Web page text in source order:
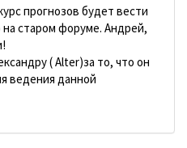
прогнозов будет вести
на старом форуме. Андрей,
( Alter)за то, что он
ведения данной